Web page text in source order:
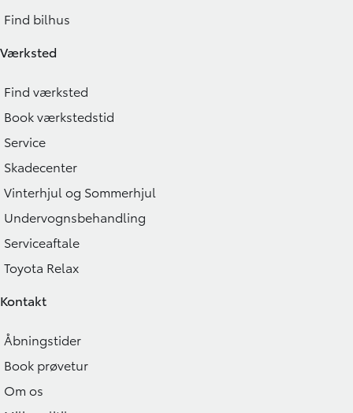
Find bilhus
Værksted
Find værksted
Book værkstedstid
Service
Skadecenter
Vinterhjul og Sommerhjul
Undervognsbehandling
Serviceaftale
Toyota Relax
Kontakt
Åbningstider
Book prøvetur
Om os